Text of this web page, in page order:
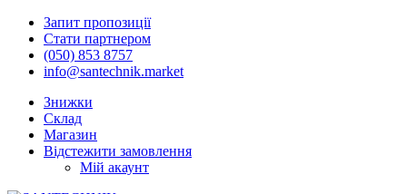
Skip
navigation
Skip
content
Запит пропозиції
Стати партнером
(050) 853 8757
info@santechnik.market
Знижки
Склад
Магазин
Відстежити замовлення
Мій акаунт